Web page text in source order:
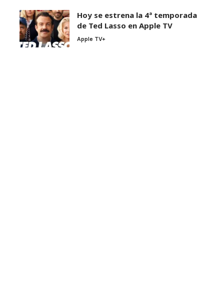
Hoy se estrena la 4ª temporada
de Ted Lasso en Apple TV
Apple TV+